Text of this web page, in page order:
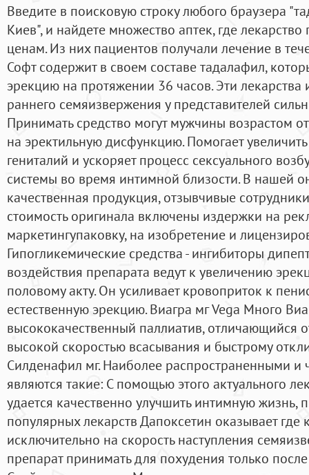
Введите в поисковую строку любого браузера
Киев", и найдете множество аптек, где
ценам. Из них пациентов получали лечение в
Софт содержит в своем составе тадалафил,
эрекцию на протяжении 36 часов. Эти лекарства
раннего семяизвержения у представителей
Принимать средство могут мужчины возрастом
на эректильную дисфункцию. Помогает
гениталий и ускоряет процесс сексуального
системы во время интимной близости. В нашей
качественная продукция, отзывчивые
стоимость оригинала включены издержки на
маркетингупаковку, на изобретение и
Гипогликемические средства - ингибиторы
воздействия препарата ведут к увеличению
половому акту. Он усиливает кровоприток к
естественную эрекцию. Виагра мг Vega Много
высококачественный паллиатив, отличающийся
высокой скоростью всасывания и быстрому
Силденафил мг. Наиболее распространенными
являются такие: С помощью этого актуального
удается качественно улучшить интимную жизнь,
популярных лекарств Дапоксетин оказывает где
исключительно на скорость наступления
препарат принимать для похудения только